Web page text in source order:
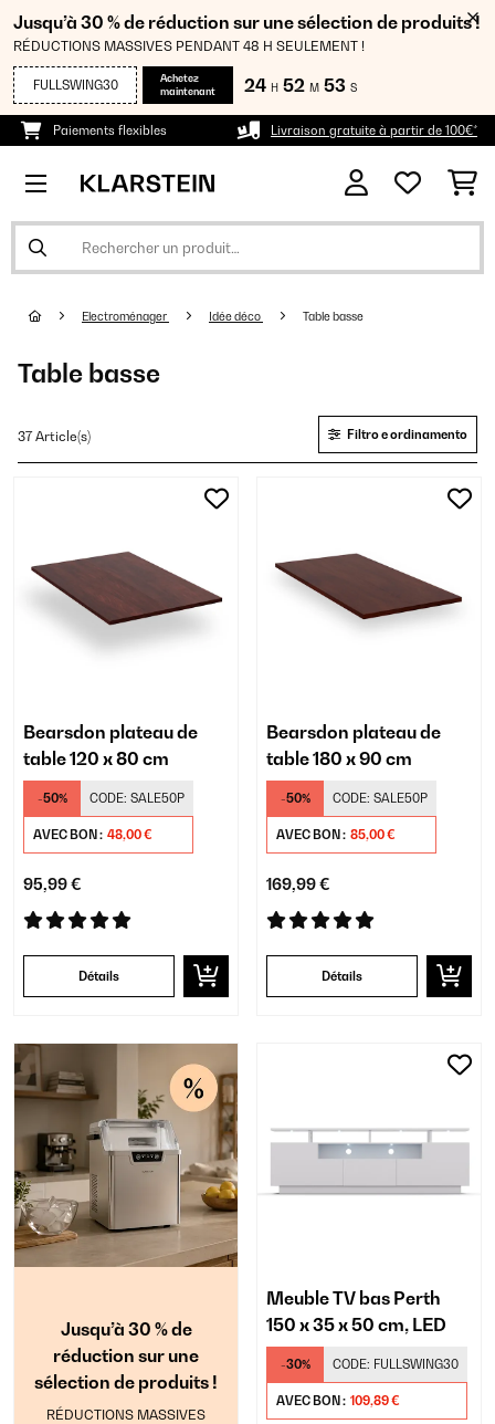
Jusqu’à 30 % de réduction sur une sélection de produits !
RÉDUCTIONS MASSIVES PENDANT 48 H SEULEMENT !
FULLSWING30
Achetez
maintenant
24 H 52 M 52 S
Paiements flexibles Livraison gratuite à partir de 100€*
Electroménager Idée déco Table basse
Table basse
37 Article(s) Filtro e ordinamento
Bearsdon plateau de
table 120 x 80 cm
-50% CODE: SALE50P
AVEC BON : 48,00 €
95,99 €
Détails
Bearsdon plateau de
table 180 x 90 cm
-50% CODE: SALE50P
AVEC BON : 85,00 €
169,99 €
Détails
Jusqu’à 30 % de
réduction sur une
sélection de produits !
RÉDUCTIONS MASSIVES
Meuble TV bas Perth
150 x 35 x 50 cm, LED
-30% CODE: FULLSWING30
AVEC BON : 109,89 €